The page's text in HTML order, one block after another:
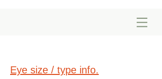
Eye size / type info.